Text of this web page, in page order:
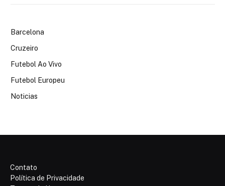
Barcelona
Cruzeiro
Futebol Ao Vivo
Futebol Europeu
Noticias
Contato
Política de Privacidade